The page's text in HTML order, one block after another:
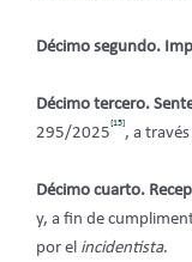
Décimo segundo.
Décimo tercero.
295/2025
[15]
, a
Décimo cuarto.
y, a fin de
por el incidentista.